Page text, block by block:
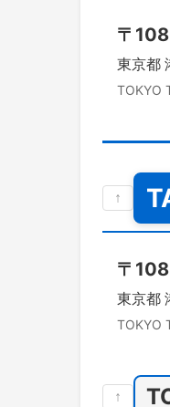
〒
東京都
TOKYO
↑
〒
東京都
TOKYO
↑